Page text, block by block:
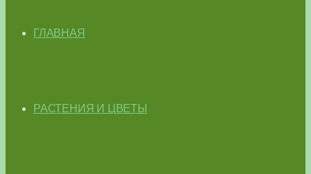
ГЛАВНАЯ
РАСТЕНИЯ И ЦВЕТЫ